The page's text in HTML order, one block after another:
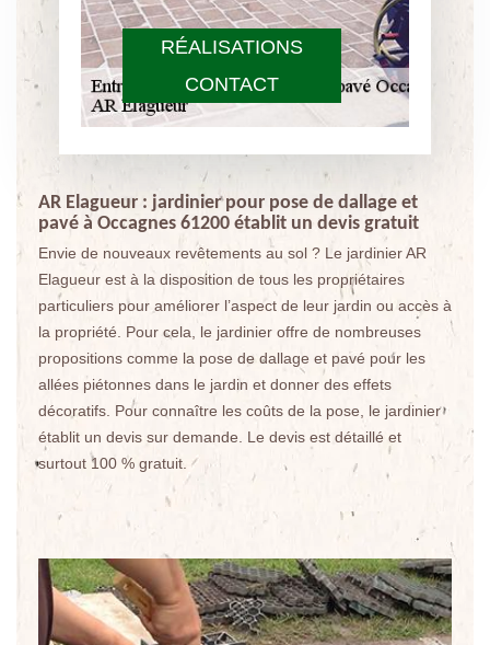
RÉALISATIONS
CONTACT
AR Elagueur : jardinier pour pose de dallage et
pavé à Occagnes 61200 établit un devis gratuit
Envie de nouveaux revêtements au sol ? Le jardinier AR
Elagueur est à la disposition de tous les propriétaires
particuliers pour améliorer l’aspect de leur jardin ou accès à
la propriété. Pour cela, le jardinier offre de nombreuses
propositions comme la pose de dallage et pavé pour les
allées piétonnes dans le jardin et donner des effets
décoratifs. Pour connaître les coûts de la pose, le jardinier
établit un devis sur demande. Le devis est détaillé et
surtout 100 % gratuit.